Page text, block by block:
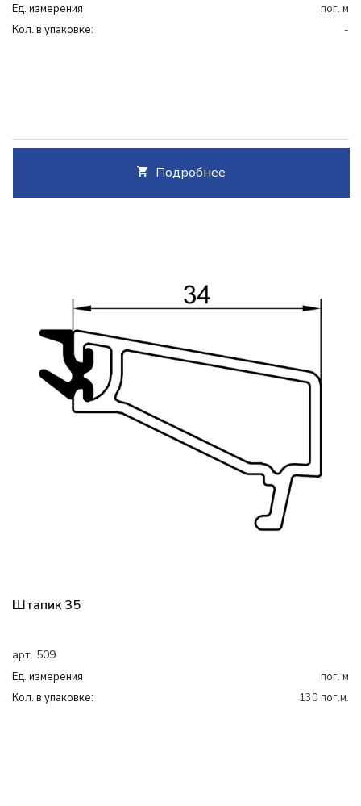
Ед. измерения
пог. м
Кол. в упаковке:
-
Подробнее
Штапик 35
арт. 509
Ед. измерения
пог. м
Кол. в упаковке:
130 пог.м.